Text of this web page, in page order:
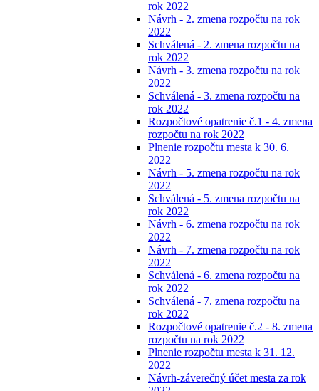
rok 2022
Návrh - 2. zmena rozpočtu na rok
2022
Schválená - 2. zmena rozpočtu na
rok 2022
Návrh - 3. zmena rozpočtu na rok
2022
Schválená - 3. zmena rozpočtu na
rok 2022
Rozpočtové opatrenie č.1 - 4. zmena
rozpočtu na rok 2022
Plnenie rozpočtu mesta k 30. 6.
2022
Návrh - 5. zmena rozpočtu na rok
2022
Schválená - 5. zmena rozpočtu na
rok 2022
Návrh - 6. zmena rozpočtu na rok
2022
Návrh - 7. zmena rozpočtu na rok
2022
Schválená - 6. zmena rozpočtu na
rok 2022
Schválená - 7. zmena rozpočtu na
rok 2022
Rozpočtové opatrenie č.2 - 8. zmena
rozpočtu na rok 2022
Plnenie rozpočtu mesta k 31. 12.
2022
Návrh-záverečný účet mesta za rok